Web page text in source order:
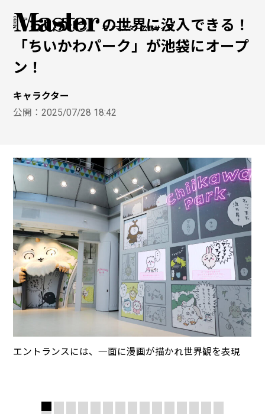
モノマスター公式サイト
『ちいかわ』の世界に没入できる！
「ちいかわパーク」が池袋にオープ
ン！
キャラクター
公開：2025/07/28 18:42
エントランスには、一面に漫画が描かれ世界観を表現